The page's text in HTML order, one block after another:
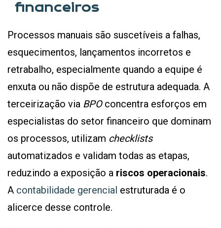
financeiros
Processos manuais são suscetíveis a falhas,
esquecimentos, lançamentos incorretos e
retrabalho, especialmente quando a equipe é
enxuta ou não dispõe de estrutura adequada. A
terceirização via BPOconcentra esforços em
especialistas do setor financeiro que dominam
os processos, utilizam checklists
automatizados e validam todas as etapas,
reduzindo a exposição a riscos operacionais.
A contabilidade gerencial estruturada é o
alicerce desse controle.